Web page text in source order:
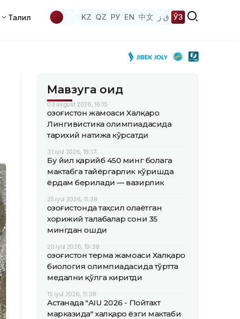
Таҳлил KZ QZ РУ EN 中文 ق ز ЎЗ
Мавзуга оид
03 avgust 2026, 16:15
Қозоғистон жамоаси Халқаро
Лингивистика олимпиадасида
тарихий натижа кўрсатди
31 iyul 2026, 18:17
Бу йил қарийб 450 минг болага
мактабга тайёргарлик кўришда
ёрдам берилади — вазирлик
25 iyul 2026, 11:38
Қозоғистонда таҳсил олаётган
хорижий талабалар сони 35
мингдан ошди
20 iyul 2026, 19:38
Қозоғистон терма жамоаси Халқаро
биология олимпиадасида тўртта
медални қўлга киритди
15 iyul 2026, 11:38
Астанада "AIU 2026 - Пойтахт
марказида" халқаро ёзги мактаби